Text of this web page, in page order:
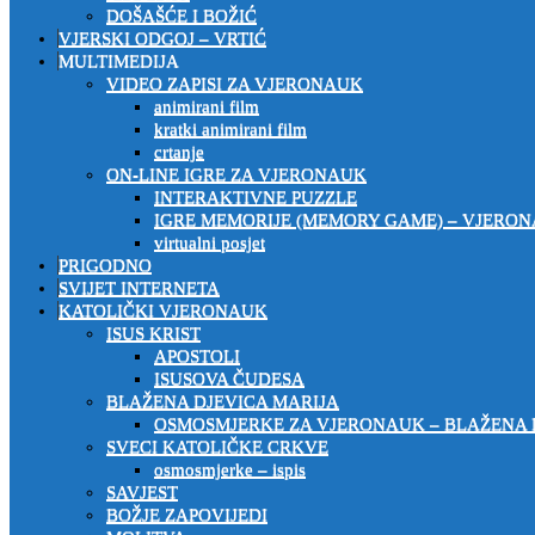
DOŠAŠĆE I BOŽIĆ
VJERSKI ODGOJ – VRTIĆ
MULTIMEDIJA
VIDEO ZAPISI ZA VJERONAUK
animirani film
kratki animirani film
crtanje
ON-LINE IGRE ZA VJERONAUK
INTERAKTIVNE PUZZLE
IGRE MEMORIJE (MEMORY GAME) –
virtualni posjet
PRIGODNO
SVIJET INTERNETA
KATOLIČKI VJERONAUK
ISUS KRIST
APOSTOLI
ISUSOVA ČUDESA
BLAŽENA DJEVICA MARIJA
OSMOSMJERKE ZA VJERONAUK – BLAŽENA
SVECI KATOLIČKE CRKVE
osmosmjerke – ispis
SAVJEST
BOŽJE ZAPOVIJEDI